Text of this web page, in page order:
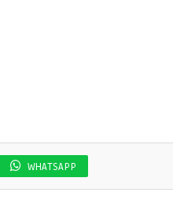
WHATSAPP